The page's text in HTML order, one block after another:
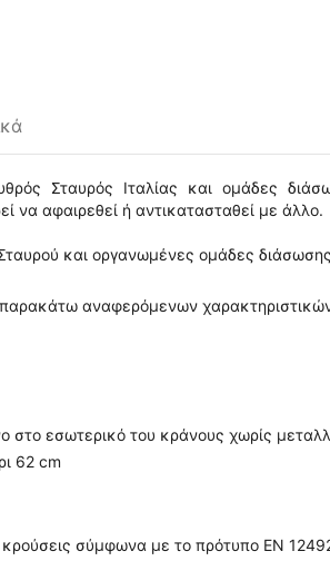
Σταυρός Ιταλίας και ομάδες
να αφαιρεθεί ή αντικατασταθεί με άλλο.
και οργανωμένες ομάδες
αναφερόμενων
εσωτερικό του κράνους χωρίς
62 cm
σύμφωνα με το πρότυπο EN